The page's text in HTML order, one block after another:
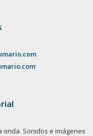
onda. Sonidos e imágenes